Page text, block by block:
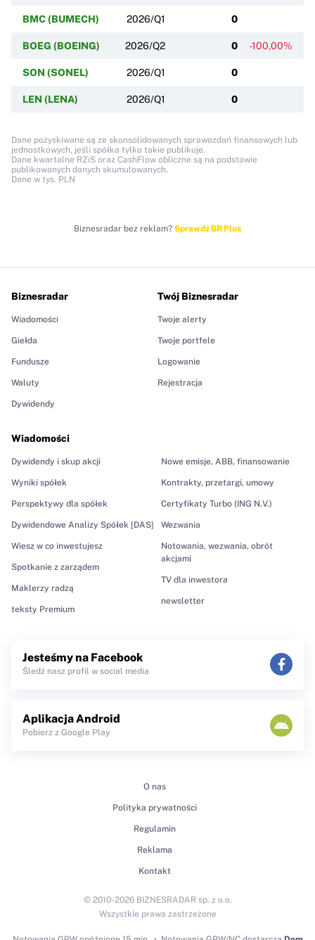
BMC (BUMECH) 2026/Q1 0
BOEG (BOEING) 2026/Q2 0 -100,00%
SON (SONEL) 2026/Q1 0
LEN (LENA) 2026/Q1 0
Dane pozyskiwane są ze skonsolidowanych sprawozdań finansowych lub
jednostkowych, jeśli spółka tylko takie publikuje.
Dane kwartalne RZiS oraz CashFlow obliczne są na podstawie
publikowanych danych skumulowanych.
Dane w tys. PLN
Biznesradar bez reklam? Sprawdź BR Plus
Biznesradar
Wiadomości
Giełda
Fundusze
Waluty
Dywidendy
Wiadomości
Dywidendy i skup akcji
Wyniki spółek
Perspektywy dla spółek
Dywidendowe Analizy Spółek [DAS]
Wiesz w co inwestujesz
Spotkanie z zarządem
Maklerzy radzą
teksty Premium
Nowe emisje, ABB, finansowanie
Kontrakty, przetargi, umowy
Certyfikaty Turbo (ING N.V.)
Wezwania
Notowania, wezwania, obrót
akcjami
TV dla inwestora
newsletter
Twój Biznesradar
Twoje alerty
Twoje portfele
Logowanie
Rejestracja
Jesteśmy na Facebook
Śledź nasz profil w social media
Aplikacja Android
Pobierz z Google Play
O nas
Polityka prywatności
Regulamin
Reklama
Kontakt
© 2010-2026 BIZNESRADAR sp. z o.o.
Wszystkie prawa zastrzeżone